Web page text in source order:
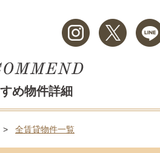
め物件詳細
全賃貸物件一覧